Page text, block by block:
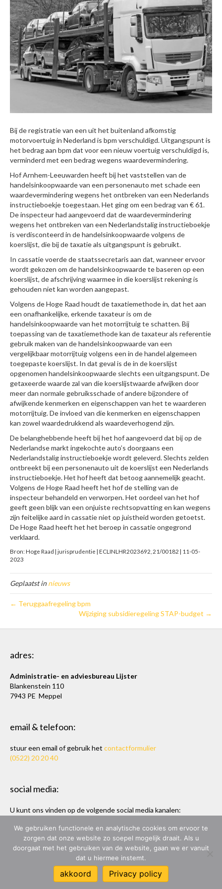
Bij de registratie van een uit het buitenland afkomstig
motorvoertuig in Nederland is bpm verschuldigd. Uitgangspunt is
het bedrag aan bpm dat voor een nieuw voertuig verschuldigd is,
verminderd met een bedrag wegens waardevermindering.
Hof Arnhem-Leeuwarden heeft bij het vaststellen van de
handelsinkoopwaarde van een personenauto met schade een
waardevermindering wegens het ontbreken van een Nederlands
instructieboekje toegestaan. Het ging om een bedrag van € 61.
De inspecteur had aangevoerd dat de waardevermindering
wegens het ontbreken van een Nederlandstalig instructieboekje
is verdisconteerd in de handelsinkoopwaarde volgens de
koerslijst, die bij de taxatie als uitgangspunt is gebruikt.
In cassatie voerde de staatssecretaris aan dat, wanneer ervoor
wordt gekozen om de handelsinkoopwaarde te baseren op een
koerslijst, de afschrijving waarmee in die koerslijst rekening is
gehouden niet kan worden aangepast.
Volgens de Hoge Raad houdt de taxatiemethode in, dat het aan
een onafhankelijke, erkende taxateur is om de
handelsinkoopwaarde van het motorrijtuig te schatten. Bij
toepassing van de taxatiemethode kan de taxateur als referentie
gebruik maken van de handelsinkoopwaarde van een
vergelijkbaar motorrijtuig volgens een in de handel algemeen
toegepaste koerslijst. In dat geval is de in de koerslijst
opgenomen handelsinkoopwaarde slechts een uitgangspunt. De
getaxeerde waarde zal van die koerslijstwaarde afwijken door
meer dan normale gebruiksschade of andere bijzondere of
afwijkende kenmerken en eigenschappen van het te waarderen
motorrijtuig. De invloed van die kenmerken en eigenschappen
kan zowel waardedrukkend als waardeverhogend zijn.
De belanghebbende heeft bij het hof aangevoerd dat bij op de
Nederlandse markt ingekochte auto’s doorgaans een
Nederlandstalig instructieboekje wordt geleverd. Slechts zelden
ontbreekt bij een personenauto uit de koerslijst een Nederlands
instructieboekje. Het hof heeft dat betoog aannemelijk geacht.
Volgens de Hoge Raad heeft het hof de stelling van de
inspecteur behandeld en verworpen. Het oordeel van het hof
geeft geen blijk van een onjuiste rechtsopvatting en kan wegens
zijn feitelijke aard in cassatie niet op juistheid worden getoetst.
De Hoge Raad heeft het het beroep in cassatie ongegrond
verklaard.
Bron: Hoge Raad | jurisprudentie | ECLINLHR2023692, 21/00182 | 11-05-
2023
Geplaatst innieuws
← Teruggaafregeling bpm
Wijziging subsidieregeling STAP-budget →
adres:
Administratie- en adviesbureau Lijster
Blankenstein 110
7943 PE Meppel
email & telefoon:
stuur een email of gebruik het contactformulier
(0522) 20 20 40
social media:
U kunt ons vinden op de volgende social media kanalen:
ADMINISTRATIE- & ADVIESBUREAU LIJSTER
ONTWERP & BOUW: MARC HOPPEN
We gebruiken functionele en analytische cookies om ervoor te
zorgen dat onze website zo soepel mogelijk draait. Als u
doorgaat met het gebruiken van de website, gaan we er vanuit
dat u hiermee instemt.
akkoord Privacy policy